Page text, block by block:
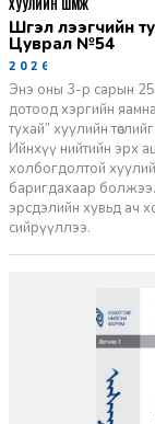
Шүгэл үлээгчийн тухай хуулийн төсөлд өгөх шүүмж -
Цуврал №54
2026-07-27
Энэ оны 3-р сарын
дотоод хэргийн
тухай” хуулийн
Ийнхүү нийтийн эрх
холбогдолтой
баригдахаар болжээ.
эрсдэлийн хувьд ач
сийрүүллээ.
ХУУЛИЙН ШҮҮМЖ